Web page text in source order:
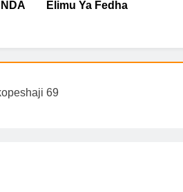
na Uchumi
ujasiriamali Tanzania. Pata
Elimu Ya Fedha
69